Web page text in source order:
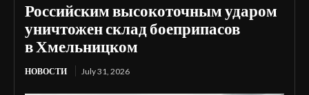
Российским высокоточным ударом
уничтожен склад боеприпасов
в Хмельницком
НОВОСТИ July 31, 2026